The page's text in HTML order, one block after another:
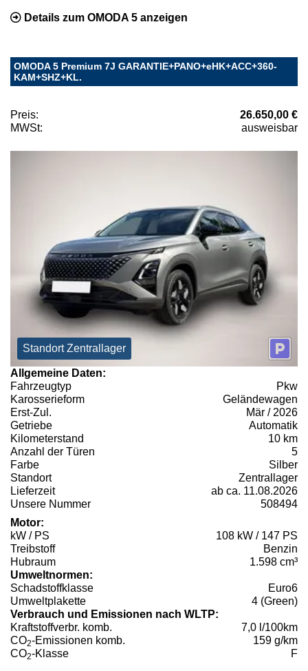
Details zum OMODA 5 anzeigen
OMODA 5 Premium 7J GARANTIE+PANO+eHK+ACC+360-
KAM+SHZ+KL.
Preis:
26.650,00 €
MWSt:
ausweisbar
Standort Zentrallager
Allgemeine Daten:
Fahrzeugtyp
Pkw
Karosserieform
Geländewagen
Erst-Zul.
Mär / 2026
Getriebe
Automatik
Kilometerstand
10 km
Anzahl der Türen
5
Farbe
Silber
Standort
Zentrallager
Lieferzeit
ab ca. 11.08.2026
Unsere Nummer
508494
Motor:
kW / PS
108 kW / 147 PS
Treibstoff
Benzin
Hubraum
1.598 cm³
Umweltnormen:
Schadstoffklasse
Euro6
Umweltplakette
4 (Green)
Verbrauch und Emissionen nach WLTP:
Kraftstoffverbr. komb.
7,0 l/100km
CO2-Emissionen komb.
159 g/km
CO2-Klasse F